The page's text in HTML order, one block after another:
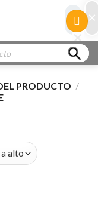
PRODUCTO /
×
×
×
×